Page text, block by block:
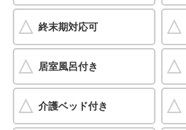
終末期対応可
居室風呂付き
介護ベッド付き